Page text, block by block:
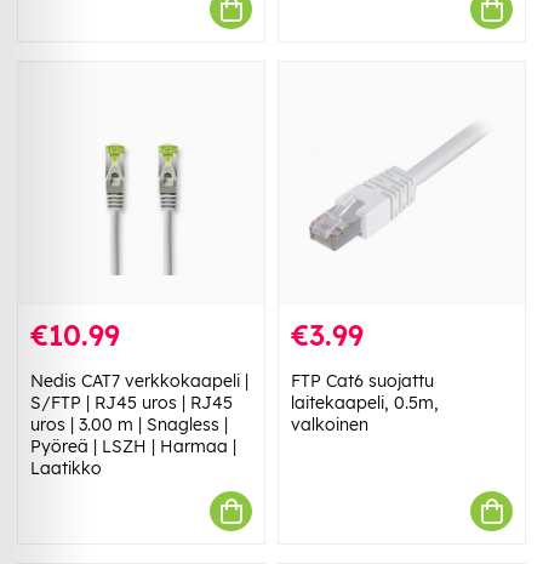
€10.99
Nedis CAT7 verkkokaapeli |
S/FTP | RJ45 uros | RJ45
uros | 3.00 m | Snagless |
Pyöreä | LSZH | Harmaa |
Laatikko
€3.99
FTP Cat6 suojattu
laitekaapeli, 0.5m,
valkoinen